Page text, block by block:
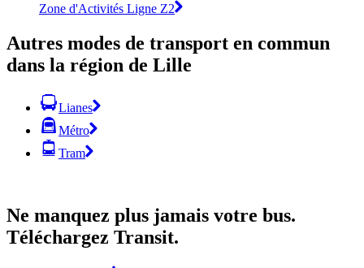
Zone d'Activités Ligne Z2
Autres modes de transport en commun
dans la région de Lille
Lianes
Métro
Tram
Ne manquez plus jamais votre bus.
Téléchargez Transit.